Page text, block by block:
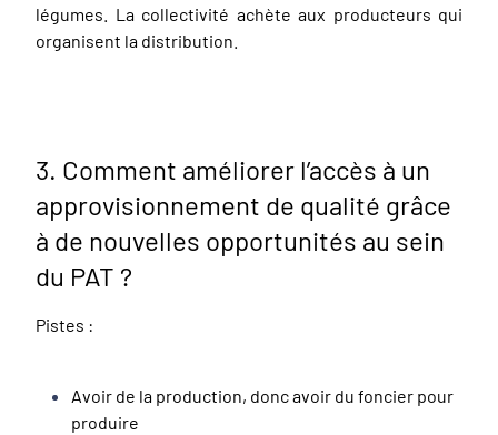
légumes. La collectivité achète aux producteurs qui
organisent la distribution.
3. Comment améliorer l’accès à un
approvisionnement de qualité grâce
à de nouvelles opportunités au sein
du PAT ?
Pistes :
Avoir de la production, donc avoir du foncier pour
produire